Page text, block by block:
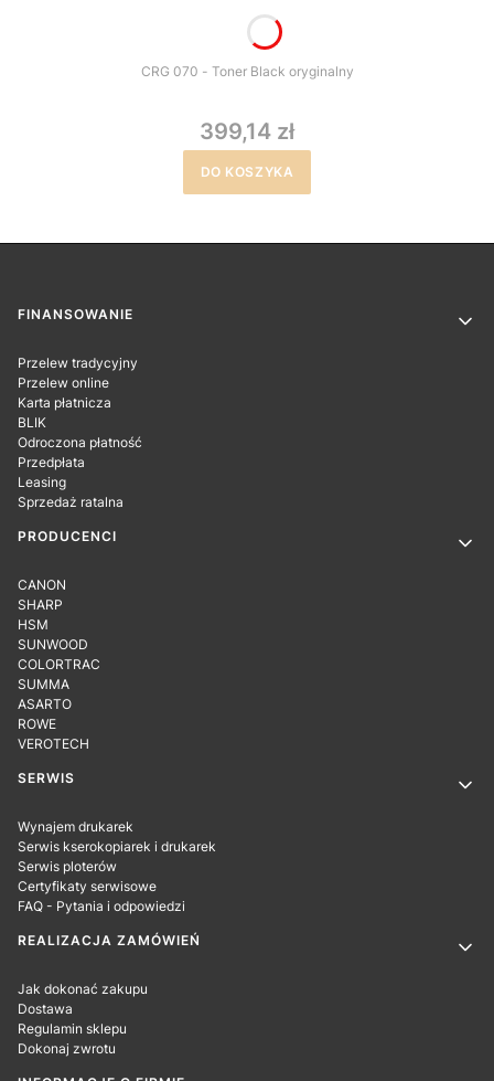
CRG 070 - Toner Black oryginalny
399,14 zł
DO KOSZYKA
Linki w stopce
FINANSOWANIE
Przelew tradycyjny
Przelew online
Karta płatnicza
BLIK
Odroczona płatność
Przedpłata
Leasing
Sprzedaż ratalna
PRODUCENCI
CANON
SHARP
HSM
SUNWOOD
COLORTRAC
SUMMA
ASARTO
ROWE
VEROTECH
SERWIS
Wynajem drukarek
Serwis kserokopiarek i drukarek
Serwis ploterów
Certyfikaty serwisowe
FAQ - Pytania i odpowiedzi
REALIZACJA ZAMÓWIEŃ
Jak dokonać zakupu
Dostawa
Regulamin sklepu
Dokonaj zwrotu